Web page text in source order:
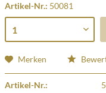
Artikel-Nr.: 50081
Merken
Artikel-Nr.: